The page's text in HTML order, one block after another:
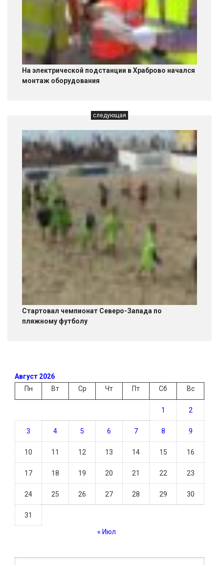
На электрической подстанции в Храброво начался
монтаж оборудования
следующая
Стартовал чемпионат Северо-Запада по
пляжному футболу
Август 2026
Пн
Вт Ср Чт Пт Сб Вс
1 2
3 4 5 6 7 8 9
10 11 12 13 14 15 16
17 18 19 20 21 22 23
24 25 26 27 28 29 30
31
« Июл